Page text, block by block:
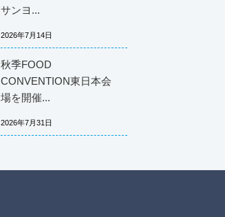
サンヨ...
2026年7月14日
秋季FOOD
CONVENTION東日本会
場を開催...
2026年7月31日